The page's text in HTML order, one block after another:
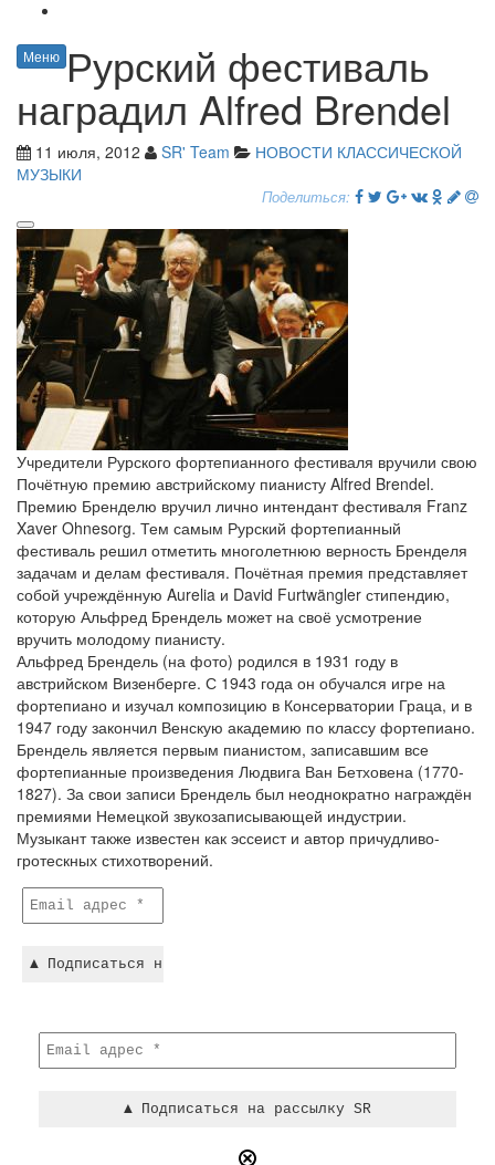
Меню Рурский фестиваль
наградил Alfred Brendel
11 июля, 2012 SR' Team
НОВОСТИ КЛАССИЧЕСКОЙ
МУЗЫКИ
Поделиться:
Учредители Рурского фортепианного фестиваля вручили свою
Почётную премию австрийскому пианисту Alfred Brendel.
Премию Бренделю вручил лично интендант фестиваля Franz
Xaver Ohnesorg. Тем самым Рурский фортепианный
фестиваль решил отметить многолетнюю верность Бренделя
задачам и делам фестиваля. Почётная премия представляет
собой учреждённую Aurelia и David Furtwängler стипендию,
которую Альфред Брендель может на своё усмотрение
вручить молодому пианисту.
Альфред Брендель (на фото) родился в 1931 году в
австрийском Визенберге. С 1943 года он обучался игре на
фортепиано и изучал композицию в Консерватории Граца, и в
1947 году закончил Венскую академию по классу фортепиано.
Брендель является первым пианистом, записавшим все
фортепианные произведения Людвига Ван Бетховена (1770-
1827). За свои записи Брендель был неоднократно награждён
премиями Немецкой звукозаписывающей индустрии.
Музыкант также известен как эссеист и автор причудливо-
гротескных стихотворений.